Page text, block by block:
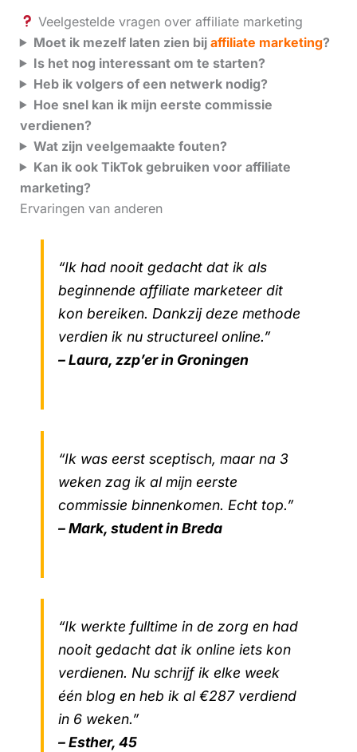
Veelgestelde vragen over affiliate marketing
Moet ik mezelf laten zien bij affiliate marketing?
Is het nog interessant om te starten?
Heb ik volgers of een netwerk nodig?
Hoe snel kan ik mijn eerste commissie
verdienen?
Wat zijn veelgemaakte fouten?
Kan ik ook TikTok gebruiken voor affiliate
marketing?
Ervaringen van anderen
“Ik had nooit gedacht dat ik als
beginnende affiliate marketeer dit
kon bereiken. Dankzij deze methode
verdien ik nu structureel online.”
– Laura, zzp’er in Groningen
“Ik was eerst sceptisch, maar na 3
weken zag ik al mijn eerste
commissie binnenkomen. Echt top.”
– Mark, student in Breda
“Ik werkte fulltime in de zorg en had
nooit gedacht dat ik online iets kon
verdienen. Nu schrijf ik elke week
één blog en heb ik al €287 verdiend
in 6 weken.”
– Esther, 45